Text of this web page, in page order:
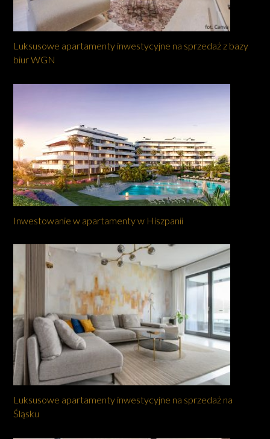
Luksusowe apartamenty inwestycyjne na sprzedaż z bazy
biur WGN
Inwestowanie w apartamenty w Hiszpanii
Luksusowe apartamenty inwestycyjne na sprzedaż na
Śląsku